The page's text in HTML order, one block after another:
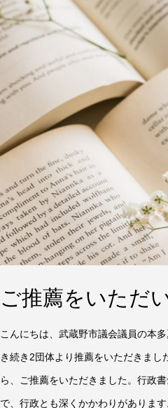
ご推薦をいただ
こんにちは、武蔵野市議会議員の本
き続き2団体より推薦をいただきま
ら、ご推薦をいただきました。行政
で、行政とも深くかかわりがありま